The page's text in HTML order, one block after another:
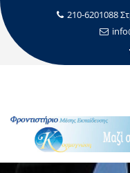
210-6201088